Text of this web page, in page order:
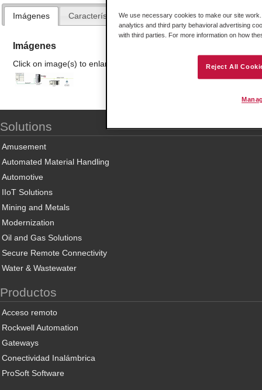
Imágenes Características y Beneficios Especificaciones
Imágenes
Click on image(s) to enlarge
Solutions
Amusement
Automated Material Handling
Automotive
IIoT Solutions
Mining and Metals
Modernization
Oil and Gas Solutions
Secure Remote Connectivity
Water & Wastewater
Productos
Acceso remoto
Rockwell Automation
Gateways
Conectividad Inalámbrica
ProSoft Software
We use necessary cookies to make our site
analytics and third party behavioral advertising
with third parties. For more information on how
Reject All